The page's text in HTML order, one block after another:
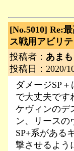
[No.5010] Re:
ス戦用アビリテ
投稿者： あまも
投稿日：2020/
ダメージSP
で大丈夫です
ケヴィンのデ
ン、リースの
SP+系がある
撃させるよう